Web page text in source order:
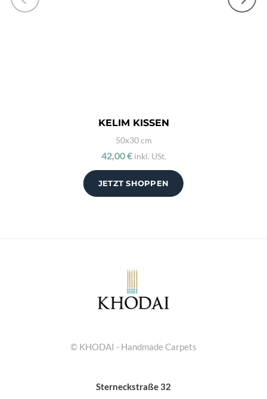
JETZT SHOPPEN
KELIM KISSEN
50x30 cm
42,00 € inkl. USt.
© KHODAI - Handmade Carpets
Sterneckstraße 32